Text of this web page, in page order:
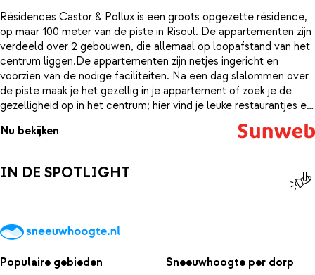
Résidences Castor & Pollux is een groots opgezette résidence,
op maar 100 meter van de piste in Risoul. De appartementen zijn
verdeeld over 2 gebouwen, die allemaal op loopafstand van het
centrum liggen.De appartementen zijn netjes ingericht en
voorzien van de nodige faciliteiten. Na een dag slalommen over
de piste maak je het gezellig in je appartement of zoek je de
gezelligheid op in het centrum; hier vind je leuke restaurantjes en
Nu bekijken
IN DE SPOTLIGHT
Populaire gebieden Sneeuwhoogte per dorp